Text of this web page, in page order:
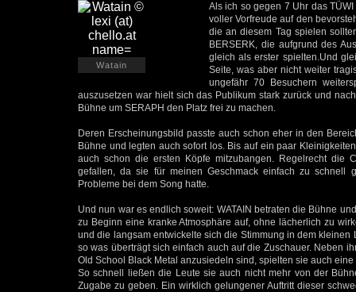
Watain
Als ich so gegen 7 Uhr das
voller Vorfreude auf den
die an diesem Tag spielen
BERSERK, die aufgrund des
gleich als erster spielten.Und
Seite, was aber nicht weiter
ungefähr 70 Besuchern
auszusetzen war hielt sich das Publikum stark zurück und
Bühne um SERAPH den Platz frei zu machen.
Deren Erscheinungsbild passte auch schon eher in den
Bühne und legten auch sofort los. Bis auf ein paar
auch schon die ersten Köpfe mitzubangen. Regelrecht die
gefallen, da sie für meinen Geschmack einfach zu schnell
Probleme bei dem Song hatte.
Und nun war es endlich soweit: WATAIN betraten die Bühne
zu Beginn eine kranke Atmosphäre auf, ohne lächerlich zu
und die langsam entwickelte sich die Stimmung in dem
so was überträgt sich einfach auch auf die Zuschauer. Neben
Old School Black Metal anzusiedeln sind, spielten sie auch
So schnell ließen die Leute sie auch nicht mehr von der
Zugabe zu geben. Ein wirklich gelungener Auftritt dieser